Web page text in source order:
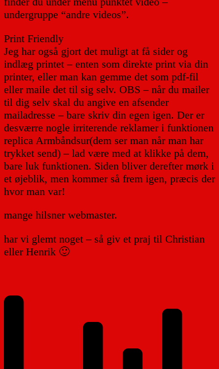
undergruppe “andre videos”.
Print Friendly
Jeg har også gjort det muligt at få sider og
indlæg printet – enten som direkte print via din
printer, eller man kan gemme det som pdf-fil
eller maile det til sig selv. OBS – når du mailer
til dig selv skal du angive en afsender
mailadresse – bare skriv din egen igen. Der er
desværre nogle irriterende reklamer i funktionen
replica Armbåndsur(dem ser man når man har
trykket send) – lad være med at klikke på dem,
bare luk funktionen. Siden bliver derefter mørk i
et øjeblik, men kommer så frem igen, præcis der
hvor man var!
mange hilsner webmaster.
har vi glemt noget – så giv et praj til Christian
eller Henrik 🙂